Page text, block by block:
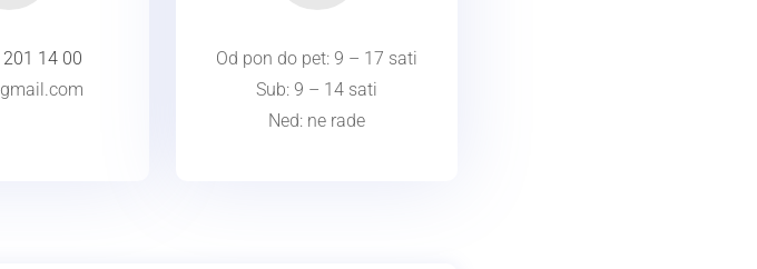
14 00
Od pon do pet: 9 – 17 sati
Sub: 9 – 14 sati
Ned: ne rade